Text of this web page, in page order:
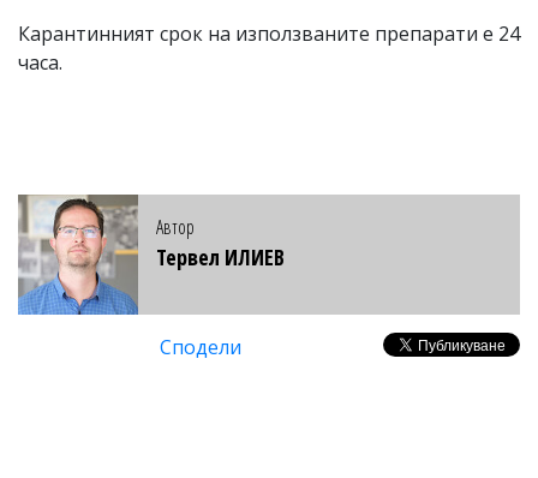
Карантинният срок на използваните препарати е 24
часа.
Автор
Тервел ИЛИЕВ
Сподели